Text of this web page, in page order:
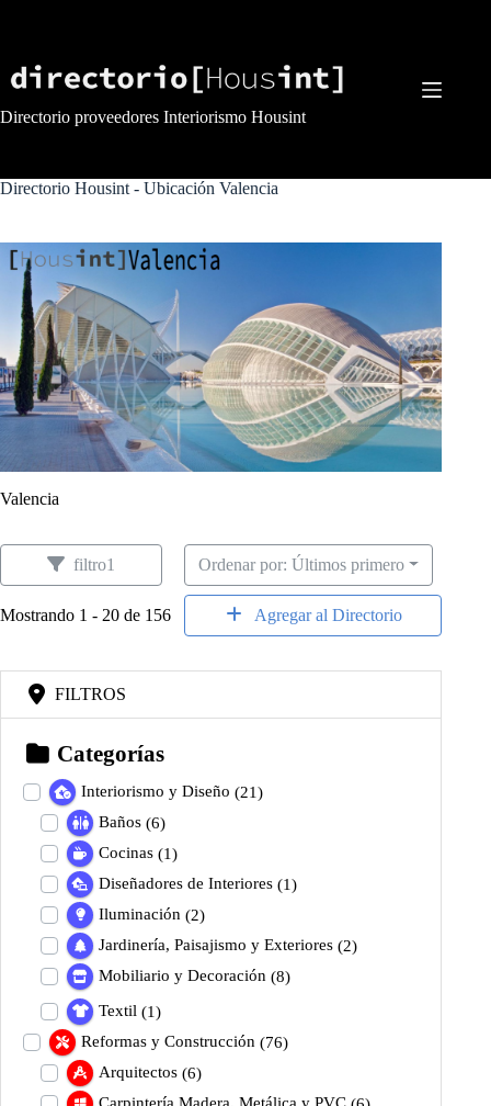
Directorio proveedores Interiorismo Housint
Directorio Housint - Ubicación Valencia
Valencia
filtro1
Mostrando 1 - 20 de 156
Ordenar por: Últimos primero
Agregar al Directorio
FILTROS
Categorías
Interiorismo y Diseño (21)
Baños (6)
Cocinas (1)
Diseñadores de Interiores (1)
Iluminación (2)
Jardinería, Paisajismo y Exteriores (2)
Mobiliario y Decoración (8)
Textil (1)
Reformas y Construcción (76)
Arquitectos (6)